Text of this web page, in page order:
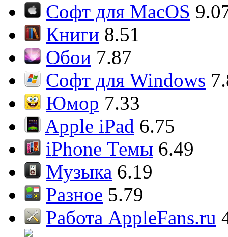
Софт для MacOS
Книги 8.51
Обои 7.87
Софт для Windows
Юмор 7.33
Apple iPad 6.75
iPhone Темы 6.49
Музыка 6.19
Разное 5.79
Работа AppleFans.ru